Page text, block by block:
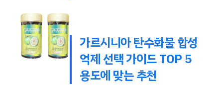
가르시니아 탄수화물 합성
억제 선택 가이드 TOP 5
용도에 맞는 추천